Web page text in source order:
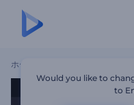
ホーム ネオン・
Would you like to
to